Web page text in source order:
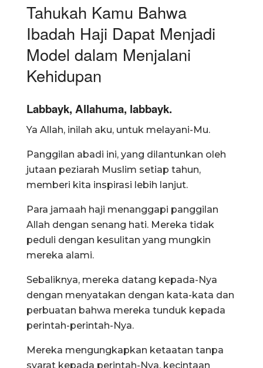
Tahukah Kamu Bahwa
Ibadah Haji Dapat Menjadi
Model dalam Menjalani
Kehidupan
Labbayk, Allahuma, labbayk.
Ya Allah, inilah aku, untuk melayani-Mu.
Panggilan abadi ini, yang dilantunkan oleh
jutaan peziarah Muslim setiap tahun,
memberi kita inspirasi lebih lanjut.
Para jamaah haji menanggapi panggilan
Allah dengan senang hati. Mereka tidak
peduli dengan kesulitan yang mungkin
mereka alami.
Sebaliknya, mereka datang kepada-Nya
dengan menyatakan dengan kata-kata dan
perbuatan bahwa mereka tunduk kepada
perintah-perintah-Nya.
Mereka mengungkapkan ketaatan tanpa
syarat kepada perintah-Nya, kecintaan